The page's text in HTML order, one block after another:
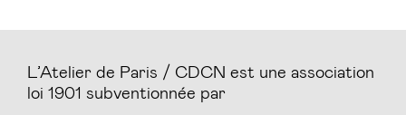
L’Atelier de Paris / CDCN est une association
loi 1901 subventionnée par